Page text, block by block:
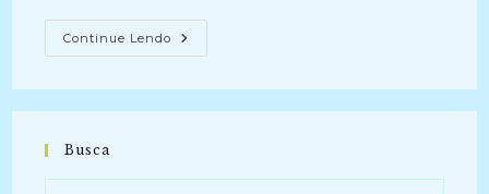
Continue Lendo MINISTÉRIO
PÚBLICO
Patrimônio
Do
Busca